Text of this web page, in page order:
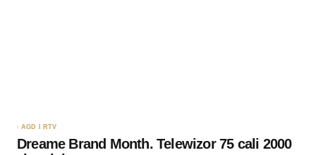
AGD I RTV
Dreame Brand Month. Telewizor 75 cali 2000